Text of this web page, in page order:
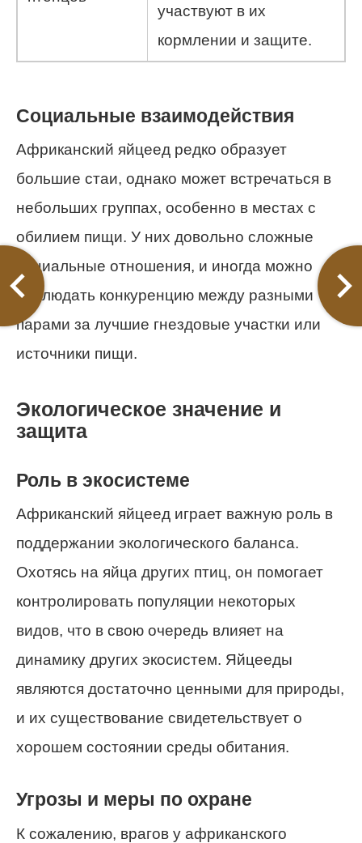
участвуют в их
кормлении и защите.
Социальные взаимодействия
Африканский яйцеед редко образует
большие стаи, однако может встречаться в
небольших группах, особенно в местах с
обилием пищи. У них довольно сложные
социальные отношения, и иногда можно
наблюдать конкуренцию между разными
парами за лучшие гнездовые участки или
источники пищи.
Экологическое значение и
защита
Роль в экосистеме
Африканский яйцеед играет важную роль в
поддержании экологического баланса.
Охотясь на яйца других птиц, он помогает
контролировать популяции некоторых
видов, что в свою очередь влияет на
динамику других экосистем. Яйцееды
являются достаточно ценными для природы,
и их существование свидетельствует о
хорошем состоянии среды обитания.
Угрозы и меры по охране
К сожалению, врагов у африканского